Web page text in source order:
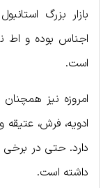
بازار بزرگ
اجناس بوده و اط
است.
امروزه نیز
ادویه، فرش،
دارد. حتی در برخی
داشته است.